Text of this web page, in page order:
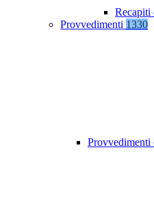
Recapiti
Provvedimenti 1330